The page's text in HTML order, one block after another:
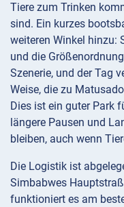
Tiere zum Trinken
sind. Ein kurzes
weiteren Winkel hinzu:
und die
Szenerie, und der Tag
Weise, die zu
Dies ist ein guter Park
längere Pausen und
bleiben, auch wenn
Die Logistik ist
Simbabwes
funktioniert es am